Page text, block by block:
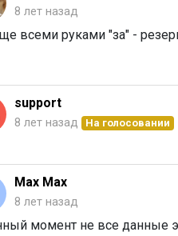
8 лет назад
всеми руками "за" -
support
8 лет назад На голосовании
Max Max
8 лет назад
момент не все данные